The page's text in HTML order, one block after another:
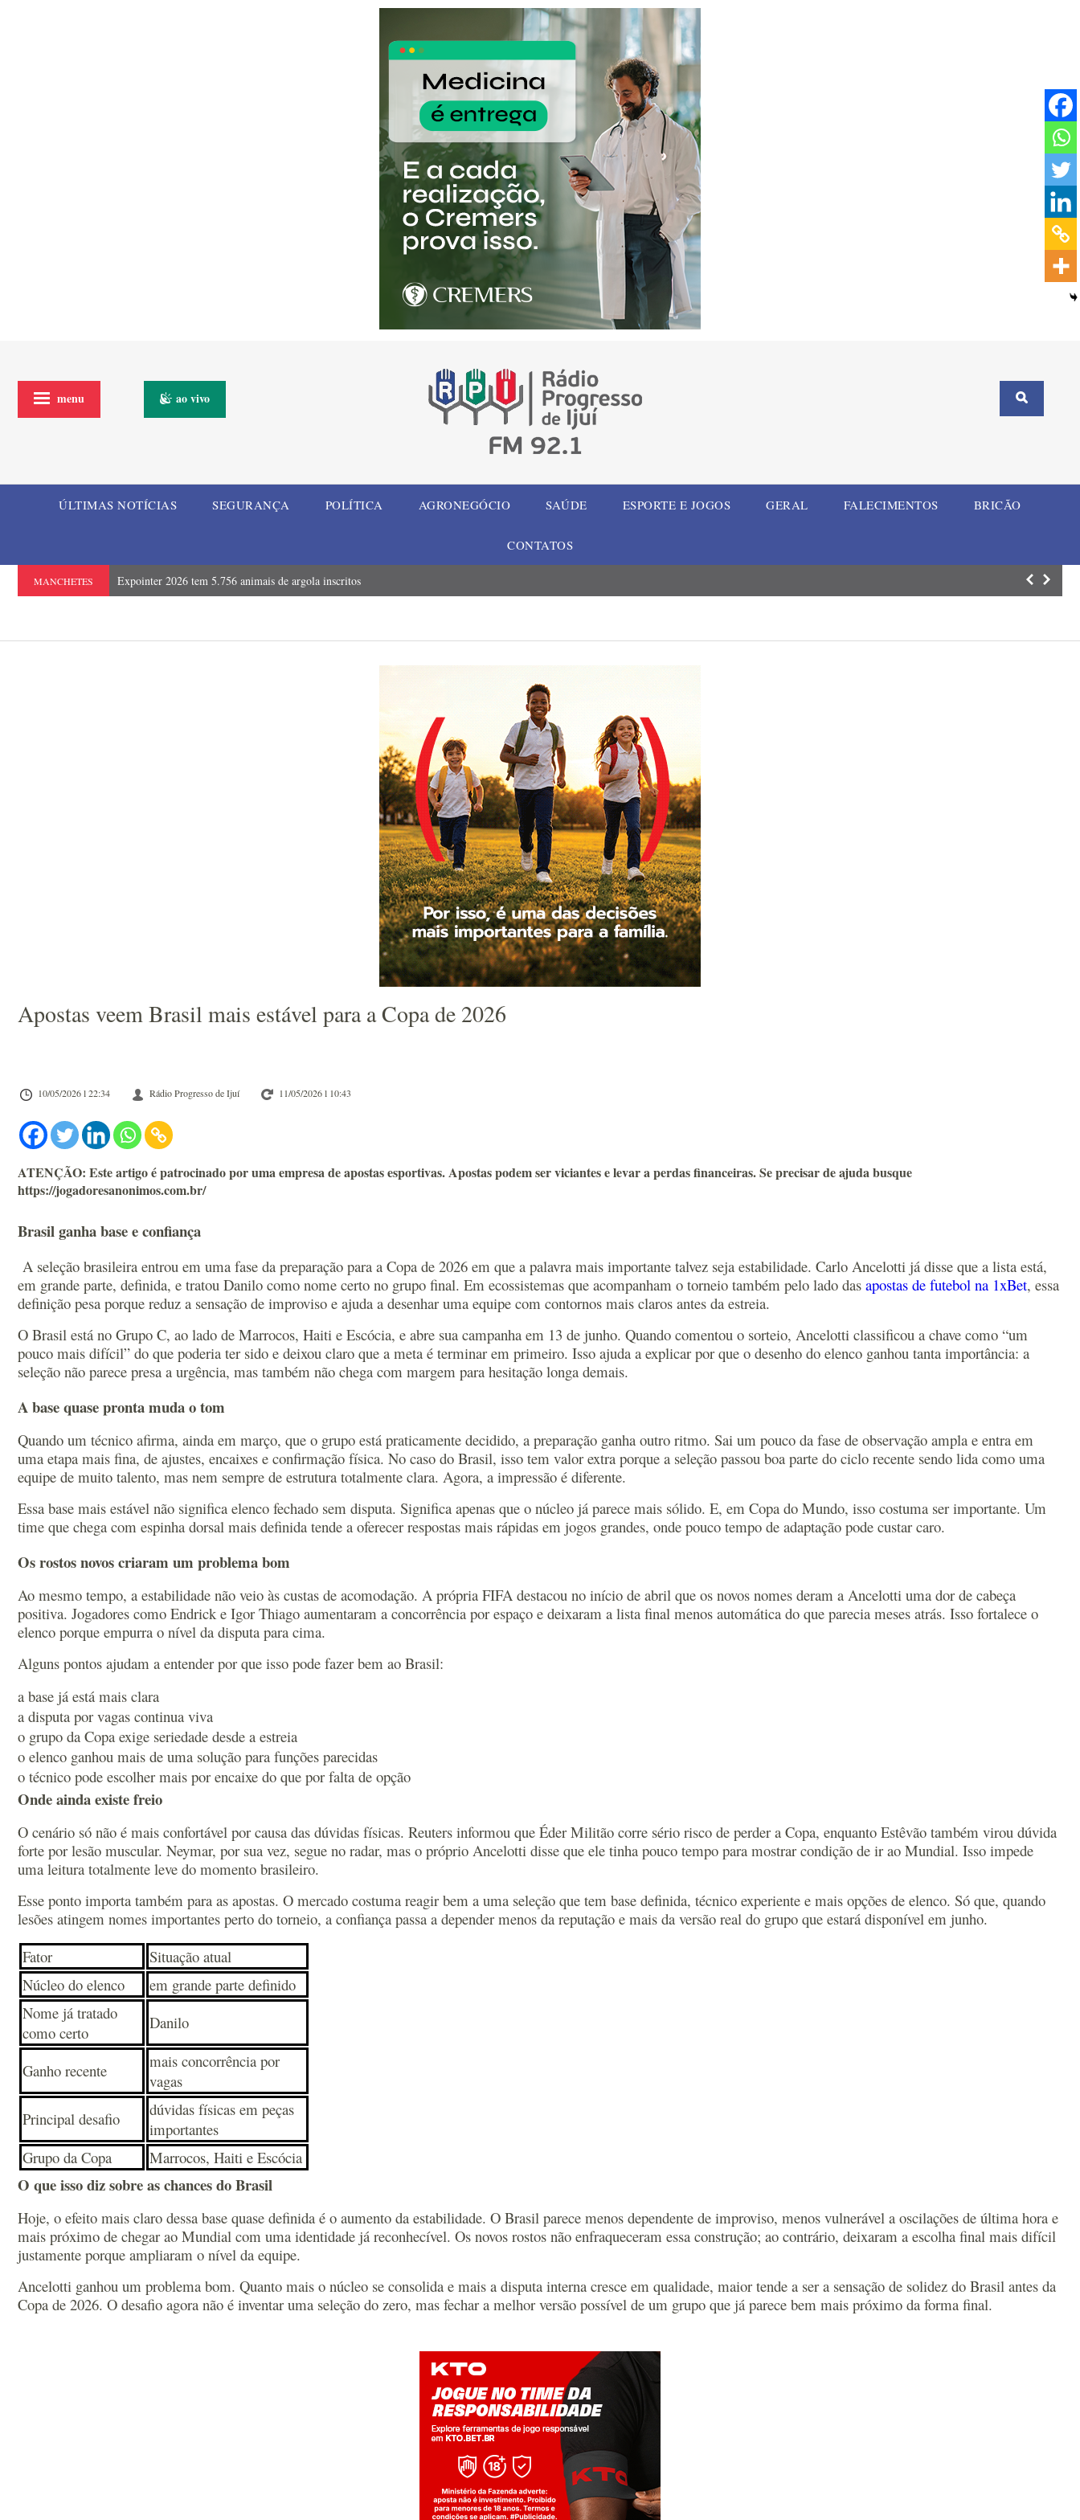
menu ao vivo
ÚLTIMAS NOTÍCIAS SEGURANÇA POLÍTICA AGRONEGÓCIO SAÚDE ESPORTE E JOGOS GERAL FALECIMENTOS BRICÃO
CONTATOS
MANCHETES Expointer 2026 tem 5.756 animais de argola inscritos ELI Summit
Apostas veem Brasil mais estável para a Copa de 2026
10/05/2026 l 22:34 Rádio Progresso de Ijuí 11/05/2026 l 10:43
ATENÇÃO: Este artigo é patrocinado por uma empresa de apostas esportivas. Apostas podem ser viciantes e levar a perdas financeiras. Se precisar de ajuda busque
https://jogadoresanonimos.com.br/
Brasil ganha base e confiança
A seleção brasileira entrou em uma fase da preparação para a Copa de 2026 em que a palavra mais importante talvez seja estabilidade. Carlo Ancelotti já disse que a lista está,
em grande parte, definida, e tratou Danilo como nome certo no grupo final. Em ecossistemas que acompanham o torneio também pelo lado das apostas de futebol na 1xBet, essa
definição pesa porque reduz a sensação de improviso e ajuda a desenhar uma equipe com contornos mais claros antes da estreia.
O Brasil está no Grupo C, ao lado de Marrocos, Haiti e Escócia, e abre sua campanha em 13 de junho. Quando comentou o sorteio, Ancelotti classificou a chave como “um
pouco mais difícil” do que poderia ter sido e deixou claro que a meta é terminar em primeiro. Isso ajuda a explicar por que o desenho do elenco ganhou tanta importância: a
seleção não parece presa a urgência, mas também não chega com margem para hesitação longa demais.
A base quase pronta muda o tom
Quando um técnico afirma, ainda em março, que o grupo está praticamente decidido, a preparação ganha outro ritmo. Sai um pouco da fase de observação ampla e entra em
uma etapa mais fina, de ajustes, encaixes e confirmação física. No caso do Brasil, isso tem valor extra porque a seleção passou boa parte do ciclo recente sendo lida como uma
equipe de muito talento, mas nem sempre de estrutura totalmente clara. Agora, a impressão é diferente.
Essa base mais estável não significa elenco fechado sem disputa. Significa apenas que o núcleo já parece mais sólido. E, em Copa do Mundo, isso costuma ser importante. Um
time que chega com espinha dorsal mais definida tende a oferecer respostas mais rápidas em jogos grandes, onde pouco tempo de adaptação pode custar caro.
Os rostos novos criaram um problema bom
Ao mesmo tempo, a estabilidade não veio às custas de acomodação. A própria FIFA destacou no início de abril que os novos nomes deram a Ancelotti uma dor de cabeça
positiva. Jogadores como Endrick e Igor Thiago aumentaram a concorrência por espaço e deixaram a lista final menos automática do que parecia meses atrás. Isso fortalece o
elenco porque empurra o nível da disputa para cima.
Alguns pontos ajudam a entender por que isso pode fazer bem ao Brasil:
a base já está mais clara
a disputa por vagas continua viva
o grupo da Copa exige seriedade desde a estreia
o elenco ganhou mais de uma solução para funções parecidas
o técnico pode escolher mais por encaixe do que por falta de opção
Onde ainda existe freio
O cenário só não é mais confortável por causa das dúvidas físicas. Reuters informou que Éder Militão corre sério risco de perder a Copa, enquanto Estêvão também virou dúvida
forte por lesão muscular. Neymar, por sua vez, segue no radar, mas o próprio Ancelotti disse que ele tinha pouco tempo para mostrar condição de ir ao Mundial. Isso impede
uma leitura totalmente leve do momento brasileiro.
Esse ponto importa também para as apostas. O mercado costuma reagir bem a uma seleção que tem base definida, técnico experiente e mais opções de elenco. Só que, quando
lesões atingem nomes importantes perto do torneio, a confiança passa a depender menos da reputação e mais da versão real do grupo que estará disponível em junho.
Fator
Situação atual
Núcleo do elenco
em grande parte definido
Nome já tratado
como certo
Danilo
Ganho recente
mais concorrência por
vagas
Principal desafio
dúvidas físicas em peças
importantes
Grupo da Copa
Marrocos, Haiti e Escócia
O que isso diz sobre as chances do Brasil
Hoje, o efeito mais claro dessa base quase definida é o aumento da estabilidade. O Brasil parece menos dependente de improviso, menos vulnerável a oscilações de última hora e
mais próximo de chegar ao Mundial com uma identidade já reconhecível. Os novos rostos não enfraqueceram essa construção; ao contrário, deixaram a escolha final mais difícil
justamente porque ampliaram o nível da equipe.
Ancelotti ganhou um problema bom. Quanto mais o núcleo se consolida e mais a disputa interna cresce em qualidade, maior tende a ser a sensação de solidez do Brasil antes da
Copa de 2026. O desafio agora não é inventar uma seleção do zero, mas fechar a melhor versão possível de um grupo que já parece bem mais próximo da forma final.